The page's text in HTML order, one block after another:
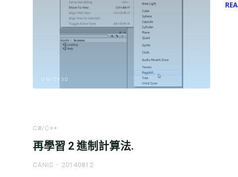
UNITY3D
C#/C++
再學習 2 進制計算法.
CANIS 20140812